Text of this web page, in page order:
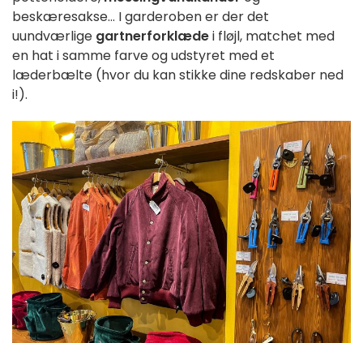
beskæresakse... I garderoben er der det
uundværlige gartnerforklædei fløjl, matchet med
en hat i samme farve og udstyret med et
læderbælte (hvor du kan stikke dine redskaber ned
i!).